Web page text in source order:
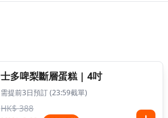
士多啤梨斷層蛋糕 | 4吋
需提前3日預訂 (23:59截單)
HK$ 388